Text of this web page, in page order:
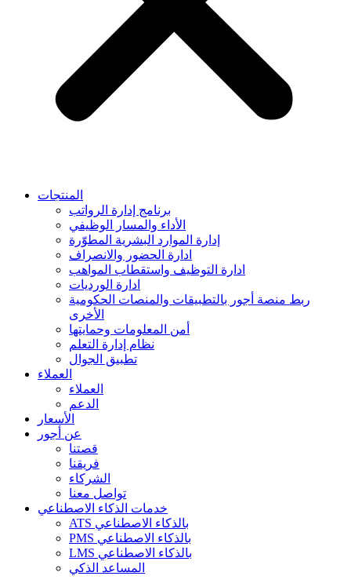
المنتجات
برنامج إدارة الرواتب
الأداء والمسار الوظيفي
إدارة الموارد البشرية المطوّرة
ادارة الحضور والانصراف
ادارة التوظيف واستقطاب المواهب
ادارة الورديات
ربط منصة أجور بالتطبيقات والمنصات الحكومية
الأخرى
أمن المعلومات وحمايتها
نظام إدارة التعلم
تطبيق الجوال
العملاء
العملاء
الدعم
الأسعار
عن أجور
قصتنا
فريقنا
الشركاء
تواصل معنا
خدمات الذكاء الاصطناعي
ATS بالذكاء الاصطناعي
PMS بالذكاء الاصطناعي
LMS بالذكاء الاصطناعي
المساعد الذكي